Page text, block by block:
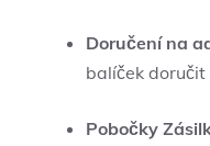
Doručení na
balíček doručit
Pobočky